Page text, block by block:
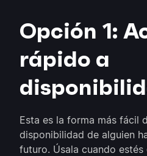
Opción 1:
rápido a
Esta es la forma más fácil
disponibilidad de alguien
futuro. Úsala cuando estés